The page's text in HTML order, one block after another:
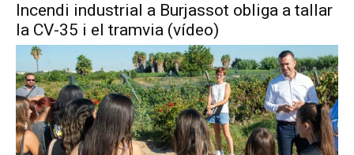
Incendi industrial a Burjassot obliga a tallar
la CV-35 i el tramvia (vídeo)